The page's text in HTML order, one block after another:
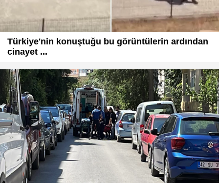
Türkiye'nin konuştuğu bu görüntülerin ardından
cinayet ...